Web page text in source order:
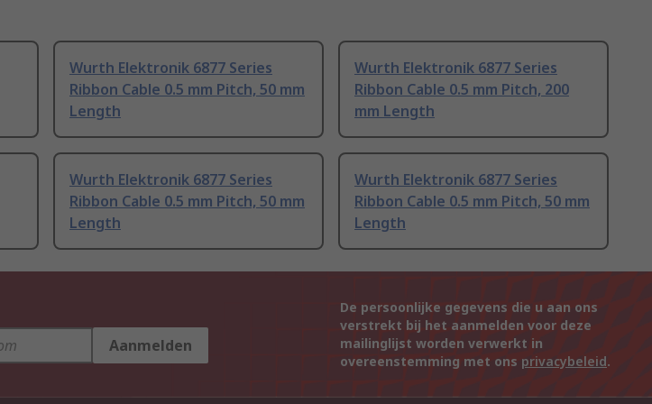
Wurth Elektronik 6877 Series
Ribbon Cable 0.5 mm Pitch, 50 mm
Length
Wurth Elektronik 6877 Series
Ribbon Cable 0.5 mm Pitch, 200
mm Length
Wurth Elektronik 6877 Series
Ribbon Cable 0.5 mm Pitch, 50 mm
Length
Wurth Elektronik 6877 Series
Ribbon Cable 0.5 mm Pitch, 50 mm
Length
Aanmelden
De persoonlijke gegevens die u aan ons
verstrekt bij het aanmelden voor deze
mailinglijst worden verwerkt in
overeenstemming met ons privacybeleid.